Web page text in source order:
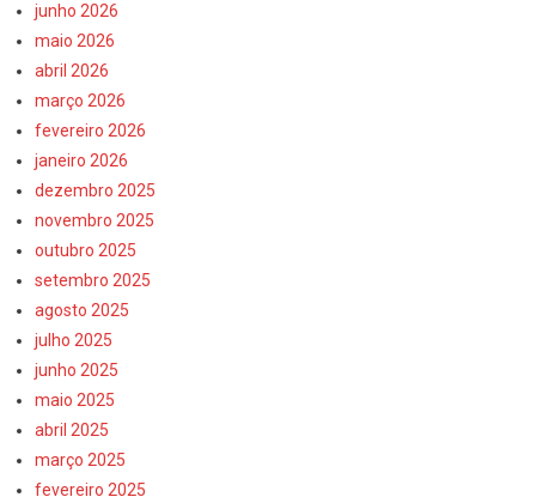
junho 2026
maio 2026
abril 2026
março 2026
fevereiro 2026
janeiro 2026
dezembro 2025
novembro 2025
outubro 2025
setembro 2025
agosto 2025
julho 2025
junho 2025
maio 2025
abril 2025
março 2025
fevereiro 2025